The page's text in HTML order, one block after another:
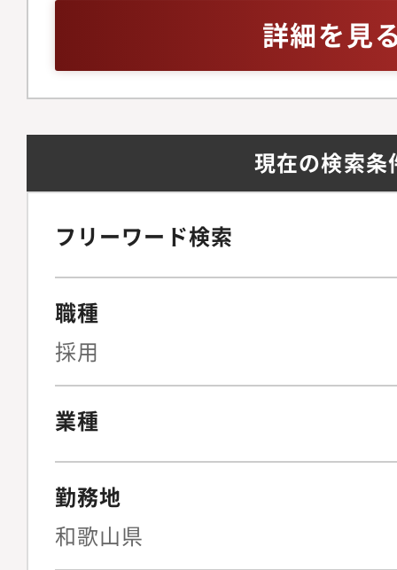
リアアップはもちろ
キャリアチェンジす
属部署】RPO事業部
用 を掛け合わせた、
モデルの構築を進め
就労した障がい者の
まう、また企業人事
用への課題や対応が
持った方々と、企業
高め、結果として企
採用管理・各本部ニ
プロセス／契約更新
託先のマネジメント
遣採用管理プロセス
及び実行3．人財調達
用マーケットに応じ
企画立案及び実行 例
副業人材／外国人人
外部サービス等新規
事高効率オペレーシ
各部門における人件
経験3年以上・採用
は、採用コンサルテ
内外での経営層を含
リレーションシップ
まらず様々な人事領
る志向を持つ方
詳細を見
現在の検索条
フリーワード検索
職種
採用
業種
勤務地
和歌山県